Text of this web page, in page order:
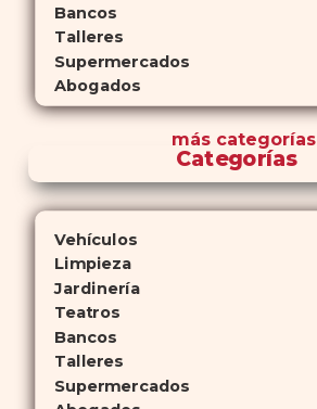
Bancos
Talleres
Supermercados
Abogados
máscategorías
Categorías
Vehículos
Limpieza
Jardinería
Teatros
Bancos
Talleres
Supermercados